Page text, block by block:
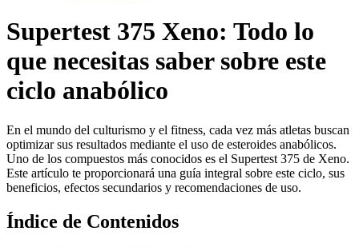
Supertest 375 Xeno: Todo lo
que necesitas saber sobre este
ciclo anabólico
En el mundo del culturismo y el fitness, cada vez más atletas buscan
optimizar sus resultados mediante el uso de esteroides anabólicos.
Uno de los compuestos más conocidos es el Supertest 375 de Xeno.
Este artículo te proporcionará una guía integral sobre este ciclo, sus
beneficios, efectos secundarios y recomendaciones de uso.
Índice de Contenidos